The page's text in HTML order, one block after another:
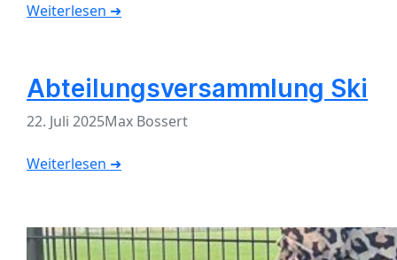
Weiterlesen ➜
Abteilungsversammlung Ski
22. Juli 2025Max Bossert
Weiterlesen ➜